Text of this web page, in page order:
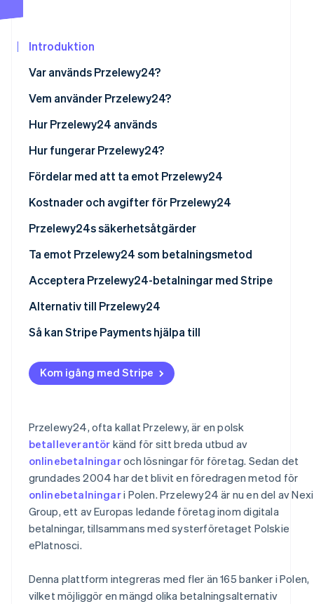
Se hur Stripe bygger den
Introduktion
Var används Przelewy24?
Vem använder Przelewy24?
Företag
Kunder
Przelewy24 kontra BLIK
Hur Przelewy24 används
Hur fungerar Przelewy24?
För företag
För kunder
Fördelar med att ta emot Przelewy24
Nå fler potentiella kunder
Ökad effektivitet och besparingar
Förbättrad säkerhet och bedrägeribekämpning
Nöjdare kunder
Kostnader och avgifter för Przelewy24
Grundläggande transaktionsavgifter
Ytterligare avgifter
Andra kostnadsöverväganden
Andra saker att komma ihåg
Przelewy24s säkerhetsåtgärder
PCI DSS-efterlevnad
Avancerad bedrägeribekämpning
Säkert betalningsflöde
Datasäkerhet och integritet
Ta emot Przelewy24 som betalningsmetod
Acceptera Przelewy24-betalningar med Stripe
För företag baserade i Polen
För företag utanför Polen
Allmänna överväganden
Alternativ till Przelewy24
Omfattande betalningsgateways
Så kan Stripe Payments hjälpa till
Kom igång med Stripe
Przelewy24, ofta kallat Przelewy, är en polsk
betalleverantör känd för sitt breda utbud av
onlinebetalningaroch lösningar för företag. Sedan det
grundades 2004 har det blivit en föredragen metod för
onlinebetalningari Polen. Przelewy24 är nu en del av Nexi
Group, ett av Europas ledande företag inom digitala
betalningar, tillsammans med systerföretaget Polskie
ePlatnosci.
Denna plattform integreras med fler än 165 banker i Polen,
vilket möjliggör en mängd olika betalningsalternativ